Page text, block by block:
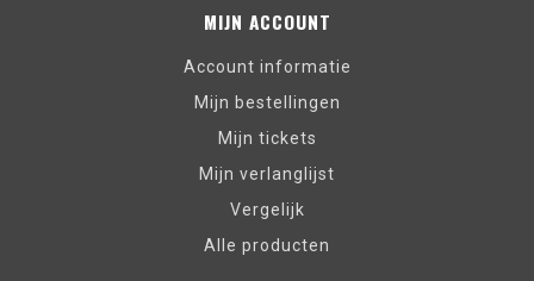
MIJN ACCOUNT
Account informatie
Mijn bestellingen
Mijn tickets
Mijn verlanglijst
Vergelijk
Alle producten